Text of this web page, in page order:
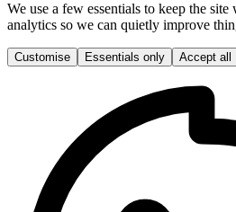
We use a few essentials to keep the
analytics so we can quietly improve
Customise Essentials only Accept all